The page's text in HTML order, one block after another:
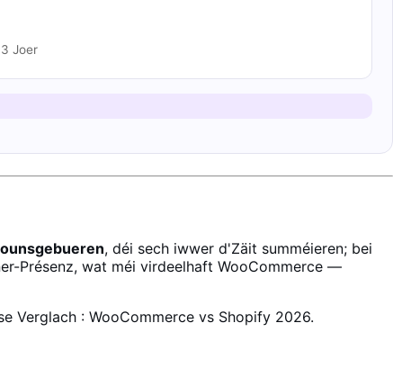
Joer
, déi sech iwwer d'Zäit summéieren; bei
Présenz, wat méi virdeelhaft WooCommerce —
Verglach : WooCommerce vs Shopify 2026.